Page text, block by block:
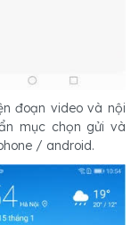
đoạn video và nội
mục chọn gửi và
/ android.